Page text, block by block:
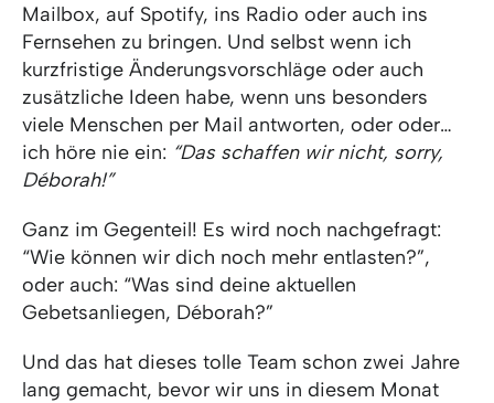
Mailbox, auf Spotify, ins Radio oder auch ins
Fernsehen zu bringen. Und selbst wenn ich
kurzfristige Änderungsvorschläge oder auch
zusätzliche Ideen habe, wenn uns besonders
viele Menschen per Mail antworten, oder oder…
ich höre nie ein: “Das schaffen wir nicht, sorry,
Déborah!”
Ganz im Gegenteil! Es wird noch nachgefragt:
“Wie können wir dich noch mehr entlasten?”,
oder auch: “Was sind deine aktuellen
Gebetsanliegen, Déborah?”
Und das hat dieses tolle Team schon zwei Jahre
lang gemacht, bevor wir uns in diesem Monat